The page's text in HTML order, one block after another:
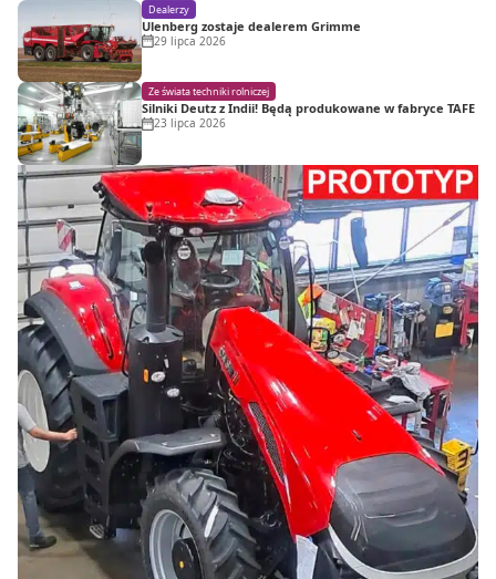
Dealerzy
Ulenberg zostaje dealerem Grimme
29 lipca 2026
Ze świata techniki rolniczej
Silniki Deutz z Indii! Będą produkowane w fabryce TAFE
23 lipca 2026